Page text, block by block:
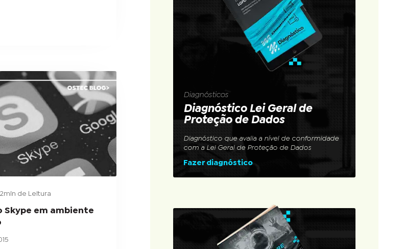
2min de Leitura
Skype em ambiente
Diagnósticos
Diagnóstico Lei Geral de
Proteção de Dados
Diagnóstico que avalia a nível de conformidade
com a Lei Geral de Proteção de Dados
Fazer diagnóstico